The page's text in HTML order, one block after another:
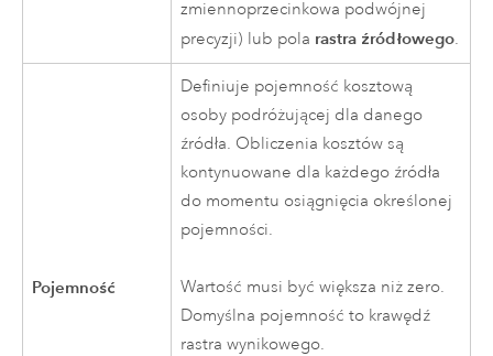
zmiennoprzecinkowa podwójnej
precyzji) lub pola rastra źródłowego.
Pojemność
Definiuje pojemność kosztową
osoby podróżującej dla danego
źródła. Obliczenia kosztów są
kontynuowane dla każdego źródła
do momentu osiągnięcia określonej
pojemności.
Wartość musi być większa niż zero.
Domyślna pojemność to krawędź
rastra wynikowego.